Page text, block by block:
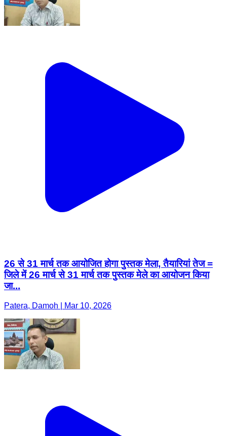
26 से 31 मार्च तक आयोजित होगा पुस्तक मेला, तैयारियां तेज =
जिले में 26 मार्च से 31 मार्च तक पुस्तक मेले का आयोजन किया
जा...
Patera, Damoh | Mar 10, 2026